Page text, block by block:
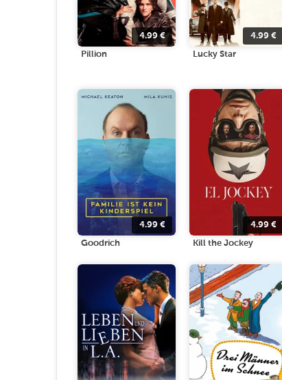
4.99€
Pillion
4.99 €
Lucky Star
4.99€
Goodrich
4.99 €
Kill the Jockey